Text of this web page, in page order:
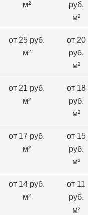
м²
руб.
м²
от 25 руб.
м²
от 20
руб.
м²
от 21 руб.
м²
от 18
руб.
м²
от 17 руб.
м²
от 15
руб.
м²
от 14 руб.
м²
от 11
руб.
м²